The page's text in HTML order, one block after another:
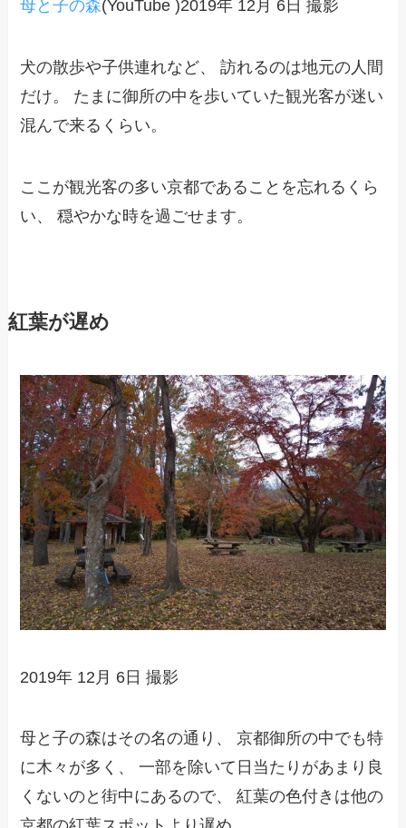
母と子の森(YouTube )2019年 12月 6日 撮影
犬の散歩や子供連れなど、 訪れるのは地元の人間
だけ。 たまに御所の中を歩いていた観光客が迷い
混んで来るくらい。
ここが観光客の多い京都であることを忘れるくら
い、 穏やかな時を過ごせます。
紅葉が遅め
2019年 12月 6日 撮影
母と子の森はその名の通り、 京都御所の中でも特
に木々が多く、 一部を除いて日当たりがあまり良
くないのと街中にあるので、 紅葉の色付きは他の